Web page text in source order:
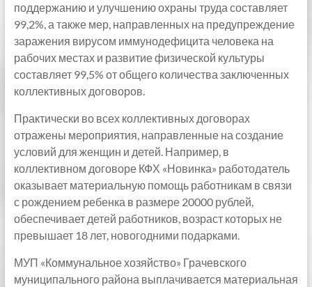
поддержанию и улучшению охраны труда составляет
99,2%, а также мер, направленных на предупреждение
заражения вирусом иммунодефицита человека на
рабочих местах и развитие физической культуры
составляет 99,5% от общего количества заключенных
коллективных договоров.
Практически во всех коллективных договорах
отражены мероприятия, направленные на создание
условий для женщин и детей. Например, в
коллективном договоре КФХ «Новинка» работодатель
оказывает материальную помощь работникам в связи
с рождением ребенка в размере 20000 рублей,
обеспечивает детей работников, возраст которых не
превышает 18 лет, новогодними подарками.
МУП «Коммунальное хозяйство» Грачевского
муниципального района выплачивается материальная